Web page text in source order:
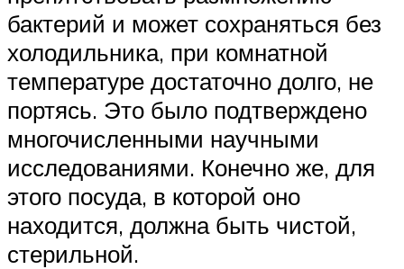
бактерий и может сохраняться без
холодильника, при комнатной
температуре достаточно долго, не
портясь. Это было подтверждено
многочисленными научными
исследованиями. Конечно же, для
этого посуда, в которой оно
находится, должна быть чистой,
стерильной.